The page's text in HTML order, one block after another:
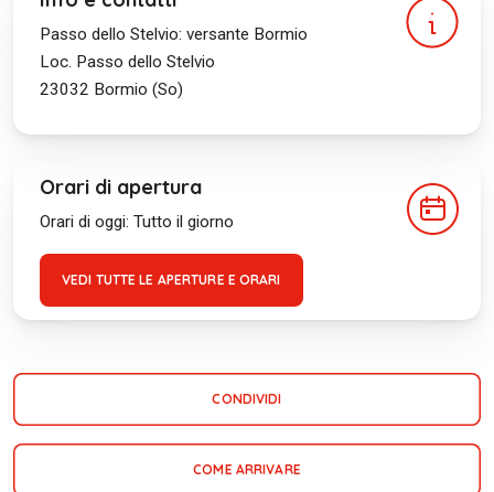
Passo dello Stelvio: versante Bormio
Loc. Passo dello Stelvio
23032 Bormio (So)
Orari di apertura
Orari di oggi: Tutto il giorno
VEDI TUTTE LE APERTURE E ORARI
CONDIVIDI
COME ARRIVARE